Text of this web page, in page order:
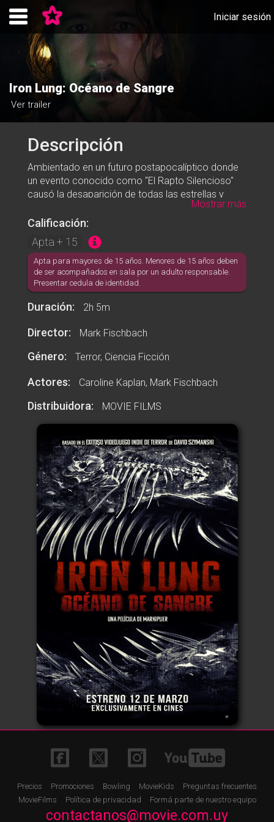
Iniciar sesión
Iron Lung: Océano de Sangre
Ver trailer
Descripción
Ambientado en un futuro postapocalíptico donde
un evento conocido como "El Rapto Silencioso"
causó la desaparición de todas las estrellas y
planetas habitables del universo, un convicto es
enviado a explorar un océano de sangre
descubierto en una luna desolada, utilizando un
pequeño submarino apodado "Iron Lung".
Mostrar más
Calificación:
Apta + 15
Apta para mayores de 15 años. Menores de 15 años deben
de ser acompañados en sala por un adulto responsable.
Presentar cedula de identidad.
Duración: 2h 5m
Director: Mark Fischbach
Género: Terror, Ciencia Ficción
Actores: Caroline Kaplan, Mark Fischbach
Distribuidora: MOVIE FILMS
Precios Promociones Bowling MovieKids
Preguntas frecuentes
MovieFilms
Política de privacidad Formá parte de nuestro equipo
contactanos@movie.com.uy